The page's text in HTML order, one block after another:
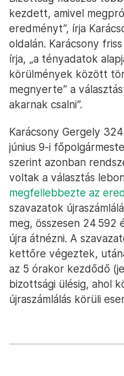
kezdett, amivel
eredményt”, írja
oldalán. Karácsony friss
írja, „a tényadatok
körülmények között
megnyerte” a
akarnak csalni”.
Karácsony Gergely
június 9-i
szerint azonban
voltak a választás
megfellebbezte az
szavazatok
meg, összesen 24
újra átnézni. A
kettőre végeztek,
az 5 órakor kezdődő
bizottsági ülésig, ahol
újraszámlálás körüli